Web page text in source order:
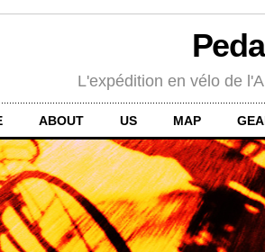
L'expédition en vélo de
ABOUT US MAP